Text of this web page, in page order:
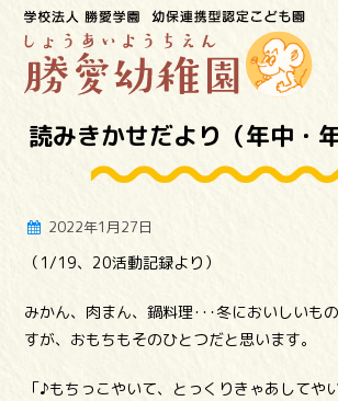
読みきかせだより（年中・
2022年1月27日
（1/19、20活動記録より）
みかん、肉まん、鍋料理･･･冬においしいも
すが、おもちもそのひとつだと思います。
「♪もちっこやいて、とっくりきゃあしてや